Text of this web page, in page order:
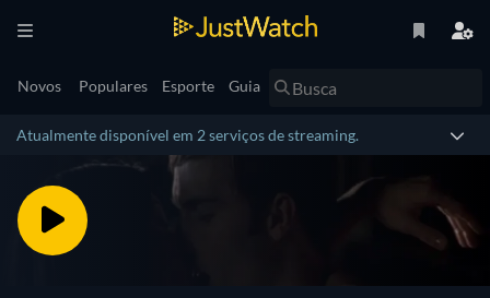
Novos Populares Esporte Guia
Atualmente disponível em 2 serviços de streaming.